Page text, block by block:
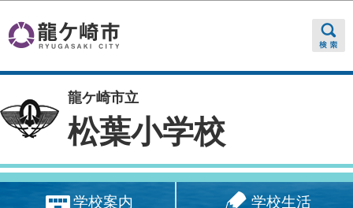
龍ケ崎市立
松葉小学校
学校案内 学校生活